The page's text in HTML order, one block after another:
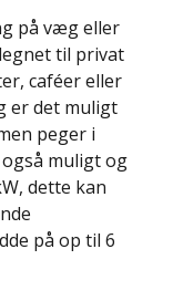
på væg eller
til privat
caféer eller
er det muligt
peger i
muligt og
dette kan
på op til 6